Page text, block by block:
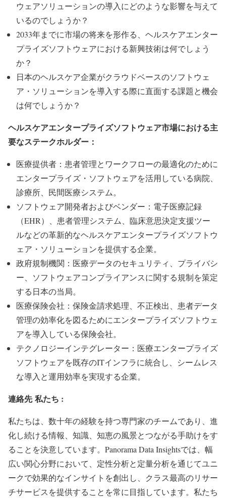
ウェアソリューションの導入にどのような影響を与えて
いるのでしょうか？
2033年までに市場の将来を形作る、ヘルスケアエンター
プライズソフトウェアにおける新興技術は何でしょう
か？
日本のヘルスケア企業がクラウドベースのソフトウェ
ア・ソリューションを導入する際に直面する課題と機会
は何でしょうか？
ヘルスケアエンタープライズソフトウェア市場における主
要なステークホルダー：
医療提供者：患者管理とワークフローの最適化のために
エンタープライズ・ソフトウェアを活用している病院、
診療所、民間医療システム。
ソフトウェア開発者およびベンダー：電子医療記録
（EHR）、患者管理システム、臨床意思決定支援ツー
ルなどの革新的なヘルスケアエンタープライズソフトウ
ェア・ソリューションを提供する企業。
政府規制機関：医療データのセキュリティ、プライバシ
ー、ソフトウェアコンプライアンスに関する規制を策定
する日本の当局。
医療保険会社：保険金請求処理、不正検出、患者データ
管理の効率化を図るためにエンタープライズソフトウェ
アを導入している保険会社。
テクノロジーインテグレーター：医療エンタープライズ
ソフトウェアを既存のITインフラに統合し、シームレス
な導入と運用効率を実現する企業。
連絡先私たち :
私たちは、数十年の経験を持つ専門家のチームであり、進
化し続ける情報、知識、知恵の風景とつながる手助けをす
ることを決意しています。Panorama Data Insightsでは、幅
広い関心分野において、定性分析と定量分析を通じてユニ
ークで効果的なインサイトを創出し、クラス最高のリサー
チサービスを提供することを常に目指しています。私たち